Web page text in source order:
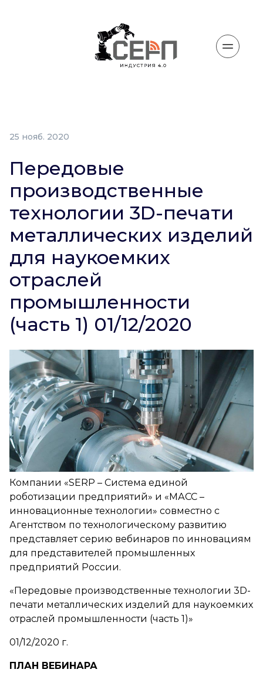
25 нояб. 2020
Передовые
производственные
технологии 3D-печати
металлических изделий
для наукоемких
отраслей
промышленности
(часть 1) 01/12/2020
Компании «SERP – Система единой
роботизации предприятий» и «МАСС –
инновационные технологии» совместно с
Агентством по технологическому развитию
представляет серию вебинаров по инновациям
для представителей промышленных
предприятий России.
«Передовые производственные технологии 3D-
печати металлических изделий для наукоемких
отраслей промышленности (часть 1)»
01/12/2020 г.
ПЛАН ВЕБИНАРА